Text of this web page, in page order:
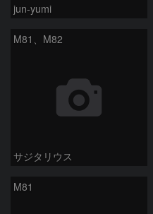
jun-yumi
M81、M82
サジタリウス
M81